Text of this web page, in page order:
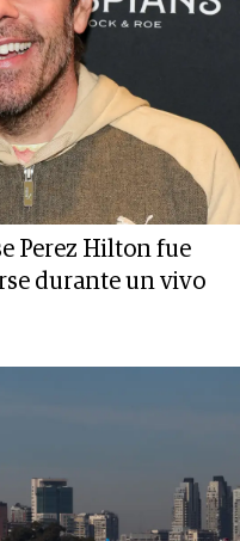
Perez Hilton fue
durante un vivo